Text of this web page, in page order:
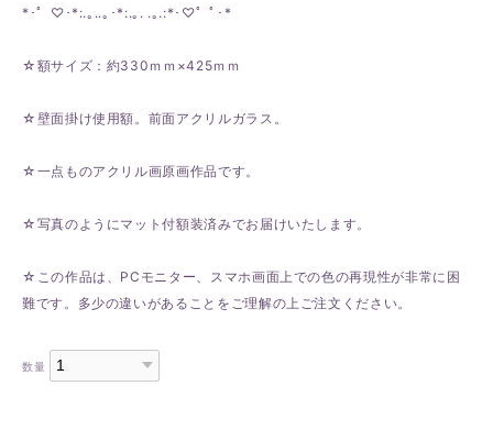
*･゜♡･*:.｡..｡･*:.｡. .｡.:*･♡゜ﾟ･*
☆額サイズ：約330ｍｍ×425ｍｍ
☆壁面掛け使用額。前面アクリルガラス。
☆一点ものアクリル画原画作品です。
☆写真のようにマット付額装済みでお届けいたします。
☆この作品は、PCモニター、スマホ画面上での色の再現性が非常に困
難です。多少の違いがあることをご理解の上ご注文ください。
数量